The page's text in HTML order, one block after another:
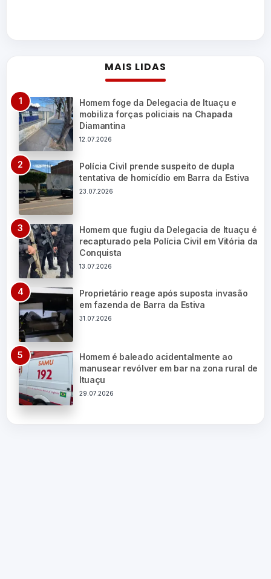
MAIS LIDAS
Homem foge da Delegacia de Ituaçu e
mobiliza forças policiais na Chapada
Diamantina
12.07.2026
Polícia Civil prende suspeito de dupla
tentativa de homicídio em Barra da Estiva
23.07.2026
Homem que fugiu da Delegacia de Ituaçu é
recapturado pela Polícia Civil em Vitória da
Conquista
13.07.2026
Proprietário reage após suposta invasão
em fazenda de Barra da Estiva
31.07.2026
Homem é baleado acidentalmente ao
manusear revólver em bar na zona rural de
Ituaçu
29.07.2026